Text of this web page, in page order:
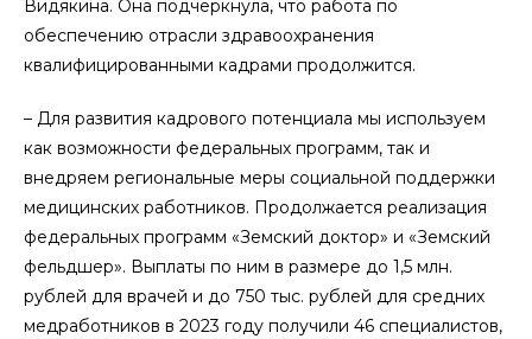
Видякина. Она подчеркнула, что работа по
обеспечению отрасли здравоохранения
квалифицированными кадрами продолжится.
– Для развития кадрового потенциала мы используем
как возможности федеральных программ, так и
внедряем региональные меры социальной поддержки
медицинских работников. Продолжается реализация
федеральных программ «Земский доктор» и «Земский
фельдшер». Выплаты по ним в размере до 1,5 млн.
рублей для врачей и до 750 тыс. рублей для средних
медработников в 2023 году получили 46 специалистов,